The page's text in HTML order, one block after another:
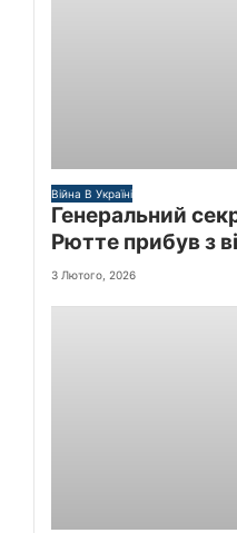
Війна В Україні
Генеральний
Рютте прибув з
3 Лютого, 2026